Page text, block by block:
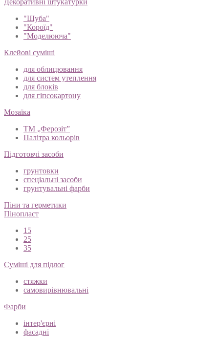
Декоративні штукатурки
"Шуба"
"Короїд"
"Моделююча"
Клейові суміші
для облицювання
для систем утеплення
для блоків
для гіпсокартону
Мозаїка
ТМ „Ферозіт”
Палітра кольорів
Підготовчі засоби
грунтовки
спеціальні засоби
грунтувальні фарби
Піни та герметики
Пінопласт
15
25
35
Суміші для підлог
стяжки
самовирівнювальні
Фарби
інтер'єрні
фасадні